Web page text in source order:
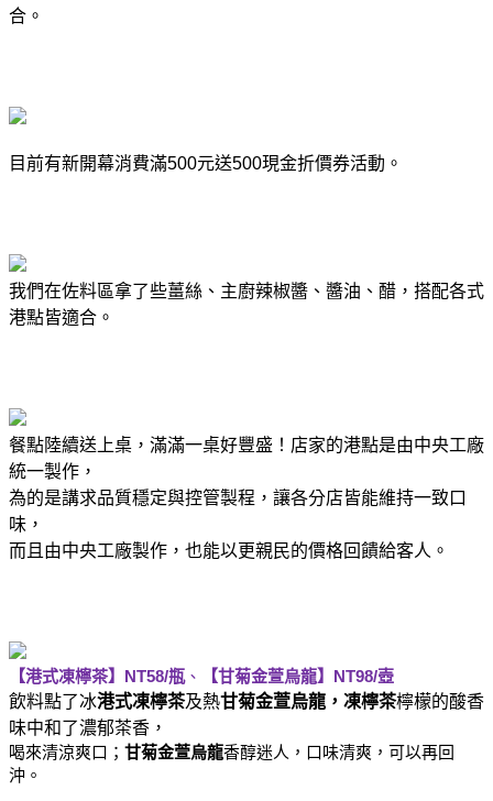
合。
目前有新開幕消費滿500元送500現金折價券活動。
我們在佐料區拿了些薑絲、主廚辣椒醬、醬油、醋，搭配各式
港點皆適合。
餐點陸續送上桌，滿滿一桌好豐盛！店家的港點是由中央工廠
統一製作，
為的是講求品質穩定與控管製程，讓各分店皆能維持一致口
味，
而且由中央工廠製作，也能以更親民的價格回饋給客人。
【港式凍檸茶】 NT58/瓶、 【甘菊金萱烏龍】 NT98/壺
飲料點了冰港式凍檸茶及熱甘菊金萱烏龍，凍檸茶檸檬的酸香
味中和了濃郁茶香，
喝來清涼爽口； 甘菊金萱烏龍香醇迷人，口味清爽，可以再回
沖。